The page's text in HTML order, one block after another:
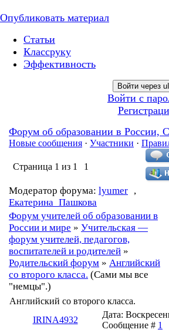
Опубликовать материал
Статьи
Классруку
Эффективность
Войти через
Войти с
Форум об образовании в России,
Новые сообщения · Участники ·
Страница 1 из 1 1
Модератор форума: lyumer ,
Екатерина_Пашкова
Форум учителей об образовании в
России и мире » Учительская —
форум учителей, педагогов,
воспитателей и родителей »
Родительский форум » Английский
со второго класса. (Сами мы все
"немцы".)
Английский со второго класса.
IRINA4932
Дата:
Сообщение # 1